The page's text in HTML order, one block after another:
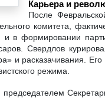
Карьера и
После
комитета,
и в формировании
Свердлов
и расказачивания.
режима.